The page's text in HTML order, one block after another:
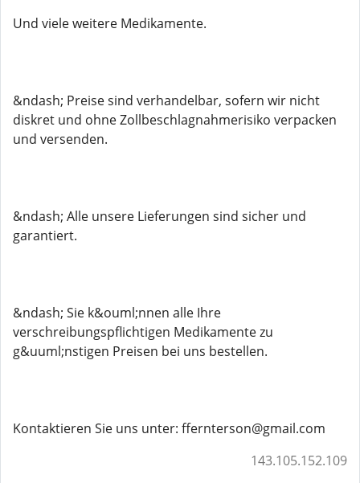
Und viele weitere Medikamente.
&ndash; Preise sind verhandelbar, sofern wir nicht
diskret und ohne Zollbeschlagnahmerisiko verpacken
und versenden.
&ndash; Alle unsere Lieferungen sind sicher und
garantiert.
&ndash; Sie k&ouml;nnen alle Ihre
verschreibungspflichtigen Medikamente zu
g&uuml;nstigen Preisen bei uns bestellen.
Kontaktieren Sie uns unter: ffernterson@gmail.com
143.105.152.109